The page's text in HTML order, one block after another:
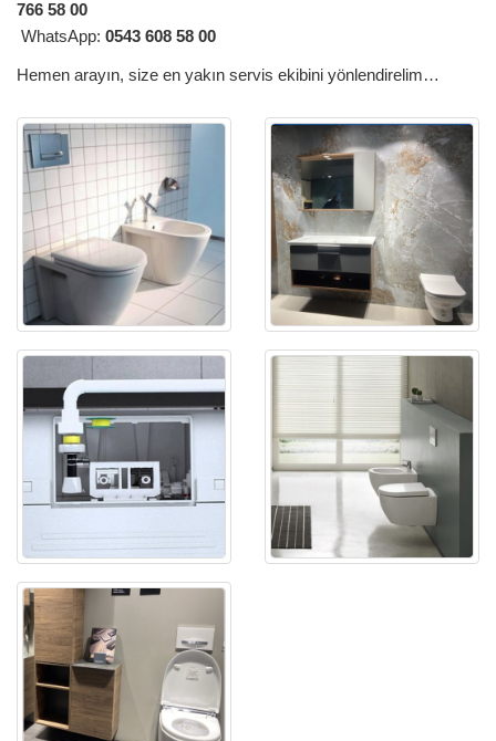
766 58 00
WhatsApp: 0543 608 58 00
Hemen arayın, size en yakın servis ekibini yönlendirelim…